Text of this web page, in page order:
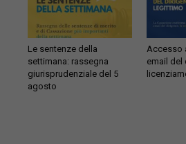
Le sentenze della
settimana: rassegna
giurisprudenziale del 5
agosto
Accesso
email del